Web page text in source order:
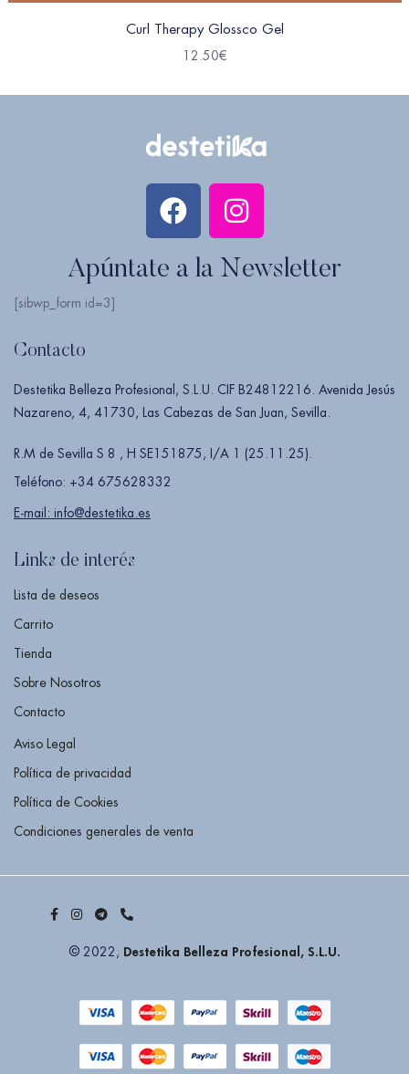
Curl Therapy Glossco Gel
12.50€
Apúntate a la Newsletter
[sibwp_form id=3]
Contacto
Destetika Belleza Profesional, S.L.U. CIF B24812216. Avenida Jesús
Nazareno, 4, 41730, Las Cabezas de San Juan, Sevilla.
R.M de Sevilla S 8 , H SE151875, I/A 1 (25.11.25).
Teléfono: +34 675628332
E-mail: info@destetika.es
Links de interés
Lista de deseos
Carrito
Tienda
Sobre Nosotros
Contacto
Aviso Legal
Política de privacidad
Política de Cookies
Condiciones generales de venta
© 2022, Destetika Belleza Profesional, S.L.U.